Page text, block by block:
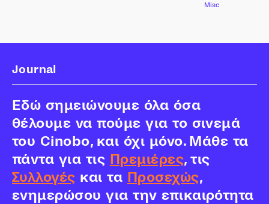
Misc
Journal
Εδώ σημειώνουμε όλα όσα
θέλουμε να πούμε για το σινεμά
του Cinobo, και όχι μόνο. Μάθε τα
πάντα για τις Πρεμιέρες, τις
Συλλογές και τα Προσεχώς,
ενημερώσου για την επικαιρότητα